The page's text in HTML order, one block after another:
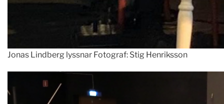
Jonas Lindberg lyssnar Fotograf: Stig Henriksson